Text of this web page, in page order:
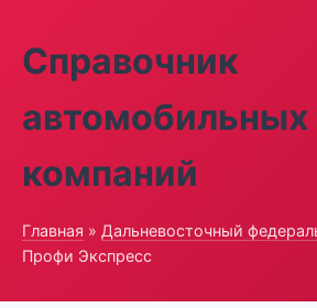
Справочник
автомобильных
компаний
Главная » Дальневосточный
Профи Экспресс